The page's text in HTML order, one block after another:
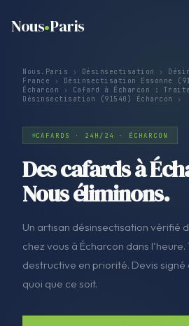
Nous Paris
Nous.Paris › Désinsectisation ›
France › Désinsectisation Essonne
Écharcon ›
Cafard à Écharcon :
Désinsectisation (91540) Écharcon
›
CAFARDS · 24H/24 · ÉCHARCON
Des cafards à
Nous éliminons.
Un artisan désinsectisation vérifié
chez vous à Écharcon dans
destructive en priorité. Devis
quoi que ce soit.